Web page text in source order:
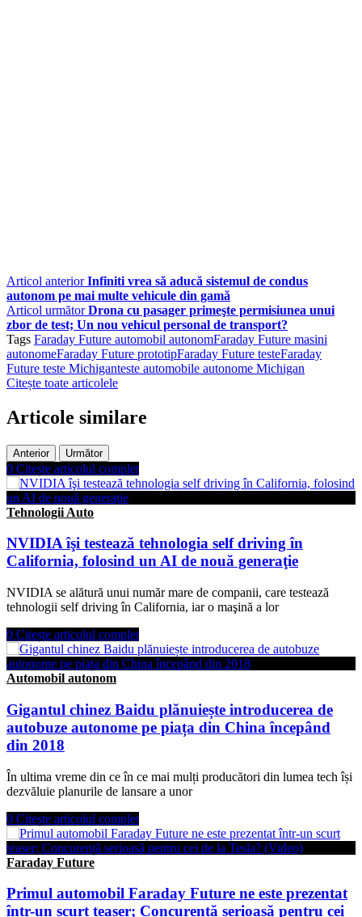
Articol anterior Infiniti vrea să aducă sistemul de condus
autonom pe mai multe vehicule din gamă
Articol următor Drona cu pasager primeşte permisiunea unui
zbor de test; Un nou vehicul personal de transport?
Tags Faraday Future automobil autonomFaraday Future masini
autonomeFaraday Future prototipFaraday Future testeFaraday
Future teste Michiganteste automobile autonome Michigan
Citește toate articolele
Articole similare
Anterior Următor
0 Citește articolul complet
Tehnologii Auto
NVIDIA îşi testează tehnologia self driving în
California, folosind un AI de nouă generaţie
NVIDIA se alătură unui număr mare de companii, care testează
tehnologii self driving în California, iar o maşină a lor
0 Citește articolul complet
Automobil autonom
Gigantul chinez Baidu plănuiește introducerea de
autobuze autonome pe piața din China începând
din 2018
În ultima vreme din ce în ce mai mulți producători din lumea tech își
dezvăluie planurile de lansare a unor
0 Citește articolul complet
Faraday Future
Primul automobil Faraday Future ne este prezentat
într-un scurt teaser; Concurență serioasă pentru cei